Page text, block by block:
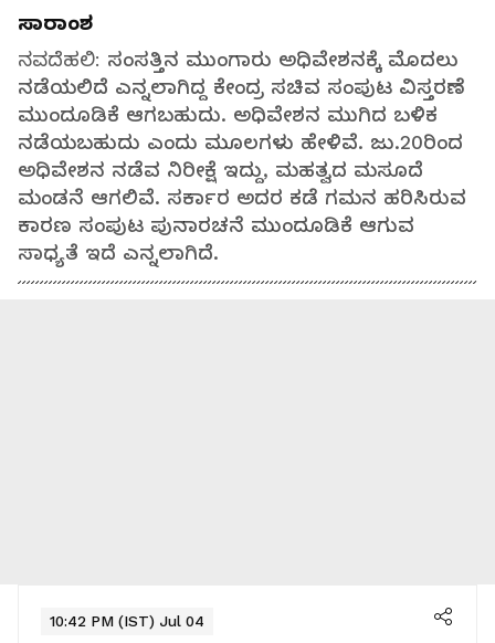
ಸಾರಾಂಶ
ನವದೆಹಲಿ: ಸಂಸತ್ತಿನ ಮುಂಗಾರು ಅಧಿವೇಶನಕ್ಕೆ ಮೊದಲು
ನಡೆಯಲಿದೆ ಎನ್ನಲಾಗಿದ್ದ ಕೇಂದ್ರ ಸಚಿವ ಸಂಪುಟ ವಿಸ್ತರಣೆ
ಮುಂದೂಡಿಕೆ ಆಗಬಹುದು. ಅಧಿವೇಶನ ಮುಗಿದ ಬಳಿಕ
ನಡೆಯಬಹುದು ಎಂದು ಮೂಲಗಳು ಹೇಳಿವೆ. ಜು.20ರಿಂದ
ಅಧಿವೇಶನ ನಡೆವ ನಿರೀಕ್ಷೆ ಇದ್ದು, ಮಹತ್ವದ ಮಸೂದೆ
ಮಂಡನೆ ಆಗಲಿವೆ. ಸರ್ಕಾರ ಅದರ ಕಡೆ ಗಮನ ಹರಿಸಿರುವ
ಕಾರಣ ಸಂಪುಟ ಪುನಾರಚನೆ ಮುಂದೂಡಿಕೆ ಆಗುವ
ಸಾಧ್ಯತೆ ಇದೆ ಎನ್ನಲಾಗಿದೆ.
10:42 PM (IST) Jul 04